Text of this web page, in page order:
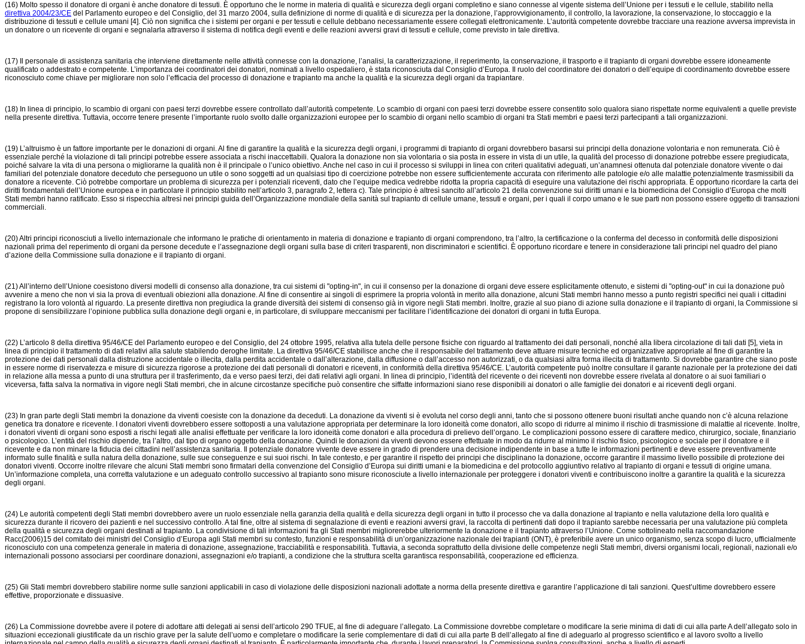
(16) Molto spesso il donatore di organi è anche donatore di tessuti. È opportuno che le norme in materia di qualità e sicurezza degli organi completino e siano connesse al vigente sistema dell’Unione per i tessuti e le cellule, stabilito nella
direttiva 2004/23/CE del Parlamento europeo e del Consiglio, del 31 marzo 2004, sulla definizione di norme di qualità e di sicurezza per la donazione, l’approvvigionamento, il controllo, la lavorazione, la conservazione, lo stoccaggio e la
distribuzione di tessuti e cellule umani [4]. Ciò non significa che i sistemi per organi e per tessuti e cellule debbano necessariamente essere collegati elettronicamente. L’autorità competente dovrebbe tracciare una reazione avversa imprevista in
un donatore o un ricevente di organi e segnalarla attraverso il sistema di notifica degli eventi e delle reazioni avversi gravi di tessuti e cellule, come previsto in tale direttiva.
(17) Il personale di assistenza sanitaria che interviene direttamente nelle attività connesse con la donazione, l’analisi, la caratterizzazione, il reperimento, la conservazione, il trasporto e il trapianto di organi dovrebbe essere idoneamente
qualificato o addestrato e competente. L’importanza dei coordinatori dei donatori, nominati a livello ospedaliero, è stata riconosciuta dal Consiglio d’Europa. Il ruolo del coordinatore dei donatori o dell’equipe di coordinamento dovrebbe essere
riconosciuto come chiave per migliorare non solo l’efficacia del processo di donazione e trapianto ma anche la qualità e la sicurezza degli organi da trapiantare.
(18) In linea di principio, lo scambio di organi con paesi terzi dovrebbe essere controllato dall’autorità competente. Lo scambio di organi con paesi terzi dovrebbe essere consentito solo qualora siano rispettate norme equivalenti a quelle previste
nella presente direttiva. Tuttavia, occorre tenere presente l’importante ruolo svolto dalle organizzazioni europee per lo scambio di organi nello scambio di organi tra Stati membri e paesi terzi partecipanti a tali organizzazioni.
(19) L’altruismo è un fattore importante per le donazioni di organi. Al fine di garantire la qualità e la sicurezza degli organi, i programmi di trapianto di organi dovrebbero basarsi sui principi della donazione volontaria e non remunerata. Ciò è
essenziale perché la violazione di tali principi potrebbe essere associata a rischi inaccettabili. Qualora la donazione non sia volontaria o sia posta in essere in vista di un utile, la qualità del processo di donazione potrebbe essere pregiudicata,
poiché salvare la vita di una persona o migliorarne la qualità non è il principale o l’unico obiettivo. Anche nel caso in cui il processo si sviluppi in linea con criteri qualitativi adeguati, un’anamnesi ottenuta dal potenziale donatore vivente o dai
familiari del potenziale donatore deceduto che perseguono un utile o sono soggetti ad un qualsiasi tipo di coercizione potrebbe non essere sufficientemente accurata con riferimento alle patologie e/o alle malattie potenzialmente trasmissibili da
donatore a ricevente. Ciò potrebbe comportare un problema di sicurezza per i potenziali riceventi, dato che l’equipe medica vedrebbe ridotta la propria capacità di eseguire una valutazione dei rischi appropriata. È opportuno ricordare la carta dei
diritti fondamentali dell’Unione europea e in particolare il principio stabilito nell’articolo 3, paragrafo 2, lettera c). Tale principio è altresì sancito all’articolo 21 della convenzione sui diritti umani e la biomedicina del Consiglio d’Europa che molti
Stati membri hanno ratificato. Esso si rispecchia altresì nei principi guida dell’Organizzazione mondiale della sanità sul trapianto di cellule umane, tessuti e organi, per i quali il corpo umano e le sue parti non possono essere oggetto di transazioni
commerciali.
(20) Altri principi riconosciuti a livello internazionale che informano le pratiche di orientamento in materia di donazione e trapianto di organi comprendono, tra l’altro, la certificazione o la conferma del decesso in conformità delle disposizioni
nazionali prima del reperimento di organi da persone decedute e l’assegnazione degli organi sulla base di criteri trasparenti, non discriminatori e scientifici. È opportuno ricordare e tenere in considerazione tali principi nel quadro del piano
d’azione della Commissione sulla donazione e il trapianto di organi.
(21) All’interno dell’Unione coesistono diversi modelli di consenso alla donazione, tra cui sistemi di "opting-in", in cui il consenso per la donazione di organi deve essere esplicitamente ottenuto, e sistemi di "opting-out" in cui la donazione può
avvenire a meno che non vi sia la prova di eventuali obiezioni alla donazione. Al fine di consentire ai singoli di esprimere la propria volontà in merito alla donazione, alcuni Stati membri hanno messo a punto registri specifici nei quali i cittadini
registrano la loro volontà al riguardo. La presente direttiva non pregiudica la grande diversità dei sistemi di consenso già in vigore negli Stati membri. Inoltre, grazie al suo piano di azione sulla donazione e il trapianto di organi, la Commissione si
propone di sensibilizzare l’opinione pubblica sulla donazione degli organi e, in particolare, di sviluppare meccanismi per facilitare l’identificazione dei donatori di organi in tutta Europa.
(22) L’articolo 8 della direttiva 95/46/CE del Parlamento europeo e del Consiglio, del 24 ottobre 1995, relativa alla tutela delle persone fisiche con riguardo al trattamento dei dati personali, nonché alla libera circolazione di tali dati [5], vieta in
linea di principio il trattamento di dati relativi alla salute stabilendo deroghe limitate. La direttiva 95/46/CE stabilisce anche che il responsabile del trattamento deve attuare misure tecniche ed organizzative appropriate al fine di garantire la
protezione dei dati personali dalla distruzione accidentale o illecita, dalla perdita accidentale o dall’alterazione, dalla diffusione o dall’accesso non autorizzati, o da qualsiasi altra forma illecita di trattamento. Si dovrebbe garantire che siano poste
in essere norme di riservatezza e misure di sicurezza rigorose a protezione dei dati personali di donatori e riceventi, in conformità della direttiva 95/46/CE. L’autorità competente può inoltre consultare il garante nazionale per la protezione dei dati
in relazione alla messa a punto di una struttura per il trasferimento, da e verso paesi terzi, dei dati relativi agli organi. In linea di principio, l’identità del ricevente o dei riceventi non dovrebbe essere rivelata al donatore o ai suoi familiari o
viceversa, fatta salva la normativa in vigore negli Stati membri, che in alcune circostanze specifiche può consentire che siffatte informazioni siano rese disponibili ai donatori o alle famiglie dei donatori e ai riceventi degli organi.
(23) In gran parte degli Stati membri la donazione da viventi coesiste con la donazione da deceduti. La donazione da viventi si è evoluta nel corso degli anni, tanto che si possono ottenere buoni risultati anche quando non c’è alcuna relazione
genetica tra donatore e ricevente. I donatori viventi dovrebbero essere sottoposti a una valutazione appropriata per determinare la loro idoneità come donatori, allo scopo di ridurre al minimo il rischio di trasmissione di malattie al ricevente. Inoltre,
i donatori viventi di organi sono esposti a rischi legati alle analisi effettuate per verificare la loro idoneità come donatori e alla procedura di prelievo dell’organo. Le complicazioni possono essere di carattere medico, chirurgico, sociale, finanziario
o psicologico. L’entità del rischio dipende, tra l’altro, dal tipo di organo oggetto della donazione. Quindi le donazioni da viventi devono essere effettuate in modo da ridurre al minimo il rischio fisico, psicologico e sociale per il donatore e il
ricevente e da non minare la fiducia dei cittadini nell’assistenza sanitaria. Il potenziale donatore vivente deve essere in grado di prendere una decisione indipendente in base a tutte le informazioni pertinenti e deve essere preventivamente
informato sulle finalità e sulla natura della donazione, sulle sue conseguenze e sui suoi rischi. In tale contesto, e per garantire il rispetto dei principi che disciplinano la donazione, occorre garantire il massimo livello possibile di protezione dei
donatori viventi. Occorre inoltre rilevare che alcuni Stati membri sono firmatari della convenzione del Consiglio d’Europa sui diritti umani e la biomedicina e del protocollo aggiuntivo relativo al trapianto di organi e tessuti di origine umana.
Un’informazione completa, una corretta valutazione e un adeguato controllo successivo al trapianto sono misure riconosciute a livello internazionale per proteggere i donatori viventi e contribuiscono inoltre a garantire la qualità e la sicurezza
degli organi.
(24) Le autorità competenti degli Stati membri dovrebbero avere un ruolo essenziale nella garanzia della qualità e della sicurezza degli organi in tutto il processo che va dalla donazione al trapianto e nella valutazione della loro qualità e
sicurezza durante il ricovero dei pazienti e nel successivo controllo. A tal fine, oltre al sistema di segnalazione di eventi e reazioni avversi gravi, la raccolta di pertinenti dati dopo il trapianto sarebbe necessaria per una valutazione più completa
della qualità e sicurezza degli organi destinati al trapianto. La condivisione di tali informazioni fra gli Stati membri migliorerebbe ulteriormente la donazione e il trapianto attraverso l’Unione. Come sottolineato nella raccomandazione
Racc(2006)15 del comitato dei ministri del Consiglio d’Europa agli Stati membri su contesto, funzioni e responsabilità di un’organizzazione nazionale dei trapianti (ONT), è preferibile avere un unico organismo, senza scopo di lucro, ufficialmente
riconosciuto con una competenza generale in materia di donazione, assegnazione, tracciabilità e responsabilità. Tuttavia, a seconda soprattutto della divisione delle competenze negli Stati membri, diversi organismi locali, regionali, nazionali e/o
internazionali possono associarsi per coordinare donazioni, assegnazioni e/o trapianti, a condizione che la struttura scelta garantisca responsabilità, cooperazione ed efficienza.
(25) Gli Stati membri dovrebbero stabilire norme sulle sanzioni applicabili in caso di violazione delle disposizioni nazionali adottate a norma della presente direttiva e garantire l’applicazione di tali sanzioni. Quest’ultime dovrebbero essere
effettive, proporzionate e dissuasive.
(26) La Commissione dovrebbe avere il potere di adottare atti delegati ai sensi dell’articolo 290 TFUE, al fine di adeguare l’allegato. La Commissione dovrebbe completare o modificare la serie minima di dati di cui alla parte A dell’allegato solo in
situazioni eccezionali giustificate da un rischio grave per la salute dell’uomo e completare o modificare la serie complementare di dati di cui alla parte B dell’allegato al fine di adeguarlo al progresso scientifico e al lavoro svolto a livello